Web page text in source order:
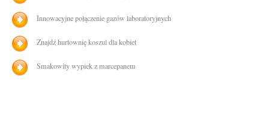
Innowacyjne połączenie gazów laboratoryjnych
Znajdź hurtownię koszul dla kobiet
Smakowity wypiek z marcepanem